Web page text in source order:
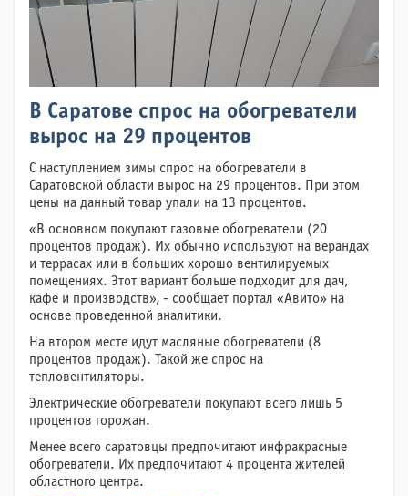
В Саратове спрос на обогреватели
вырос на 29 процентов
С наступлением зимы спрос на обогреватели в
Саратовской области вырос на 29 процентов. При этом
цены на данный товар упали на 13 процентов.
«В основном покупают газовые обогреватели (20
процентов продаж). Их обычно используют на верандах
и террасах или в больших хорошо вентилируемых
помещениях. Этот вариант больше подходит для дач,
кафе и производств», - сообщает портал «Авито» на
основе проведенной аналитики.
На втором месте идут масляные обогреватели (8
процентов продаж). Такой же спрос на
тепловентиляторы.
Электрические обогреватели покупают всего лишь 5
процентов горожан.
Менее всего саратовцы предпочитают инфракрасные
обогреватели. Их предпочитают 4 процента жителей
областного центра.